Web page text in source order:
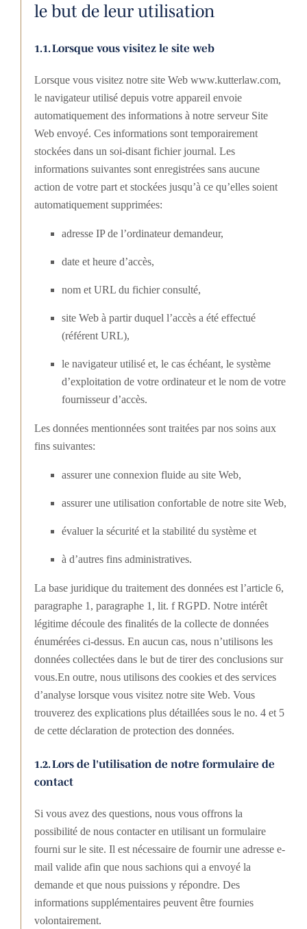
le but de leur utilisation
1.1. Lorsque vous visitez le site web
Lorsque vous visitez notre site Web www.kutterlaw.com,
le navigateur utilisé depuis votre appareil envoie
automatiquement des informations à notre serveur Site
Web envoyé. Ces informations sont temporairement
stockées dans un soi-disant fichier journal. Les
informations suivantes sont enregistrées sans aucune
action de votre part et stockées jusqu’à ce qu’elles soient
automatiquement supprimées:
adresse IP de l’ordinateur demandeur,
date et heure d’accès,
nom et URL du fichier consulté,
site Web à partir duquel l’accès a été effectué
(référent URL),
le navigateur utilisé et, le cas échéant, le système
d’exploitation de votre ordinateur et le nom de votre
fournisseur d’accès.
Les données mentionnées sont traitées par nos soins aux
fins suivantes:
assurer une connexion fluide au site Web,
assurer une utilisation confortable de notre site Web,
évaluer la sécurité et la stabilité du système et
à d’autres fins administratives.
La base juridique du traitement des données est l’article 6,
paragraphe 1, paragraphe 1, lit. f RGPD. Notre intérêt
légitime découle des finalités de la collecte de données
énumérées ci-dessus. En aucun cas, nous n’utilisons les
données collectées dans le but de tirer des conclusions sur
vous.En outre, nous utilisons des cookies et des services
d’analyse lorsque vous visitez notre site Web. Vous
trouverez des explications plus détaillées sous le no. 4 et 5
de cette déclaration de protection des données.
1.2. Lors de l'utilisation de notre formulaire de
contact
Si vous avez des questions, nous vous offrons la
possibilité de nous contacter en utilisant un formulaire
fourni sur le site. Il est nécessaire de fournir une adresse e-
mail valide afin que nous sachions qui a envoyé la
demande et que nous puissions y répondre. Des
informations supplémentaires peuvent être fournies
volontairement.